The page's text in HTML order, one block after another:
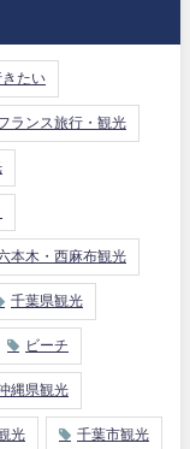
たい
ランス旅行・観光
本木・西麻布観光
千葉県観光
ビーチ
縄県観光
光 千葉市観光